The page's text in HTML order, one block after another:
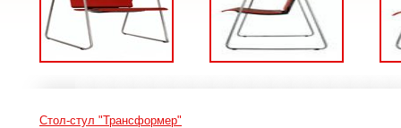
Стол-стул "Трансформер"